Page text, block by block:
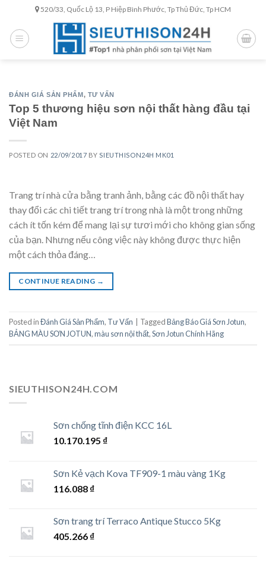
content
520/33, Quốc Lộ 13, P Hiệp Bình Phước, Tp Thủ Đức, Tp HCM
ĐÁNH GIÁ SẢN PHẨM, TƯ VẤN
Top 5 thương hiệu sơn nội thất hàng đầu tại
Việt Nam
POSTED ON 22/09/2017 BY SIEUTHISON24H MK01
Trang trí nhà cửa bằng tranh ảnh, bằng các đồ nội thất hay
thay đổi các chi tiết trang trí trong nhà là một trong những
cách ít tốn kém để mang lại sự tươi mới cho không gian sống
của bạn. Nhưng nếu công việc này không được thực hiện
một cách thỏa đáng…
CONTINUE READING →
Posted inĐánh Giá Sản Phẩm, Tư Vấn TaggedBảng Báo Giá Sơn Jotun,
BẢNG MÀU SƠN JOTUN,màu sơn nội thất,Sơn Jotun Chính Hãng
SIEUTHISON24H.COM
Sơn chống tĩnh điện KCC 16L
10.170.195 ₫
Sơn Kẻ vạch Kova TF909-1 màu vàng 1Kg
116.088 ₫
Sơn trang trí Terraco Antique Stucco 5Kg
405.266 ₫